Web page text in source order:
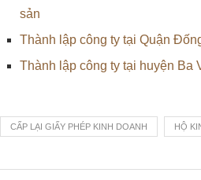
sản
Thành lập công ty tại Quận
Thành lập công ty tại huyện Ba
CẤP LẠI GIẤY PHÉP KINH DOANH HỘ